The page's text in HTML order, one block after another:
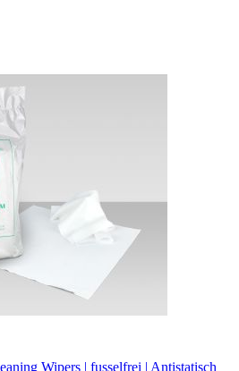
Wipers | fusselfrei | Antistatisch